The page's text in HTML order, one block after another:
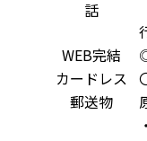
話
WEB完結
カードレス
郵送物